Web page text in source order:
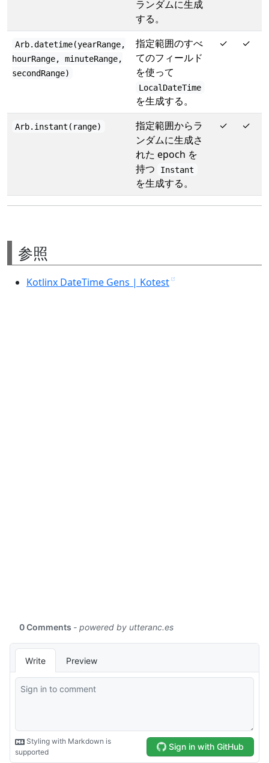
ランダムに生成
する。
Arb.datetime(yearRange,
hourRange, minuteRange,
secondRange)
指定範囲のすべ
てのフィールド
を使って
LocalDateTime
を生成する。
✓ ✓
Arb.instant(range)
指定範囲からラ
ンダムに生成さ
れた epoch を
持つ
Instant
を生成する。
✓ ✓
参照
Kotlinx DateTime Gens | Kotest